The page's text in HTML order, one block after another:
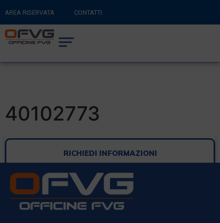
AREA RISERVATA CONTATTI
RITORNA AL SITO PRINCIPALE
CARRELLO
40102773
RICHIEDI INFORMAZIONI